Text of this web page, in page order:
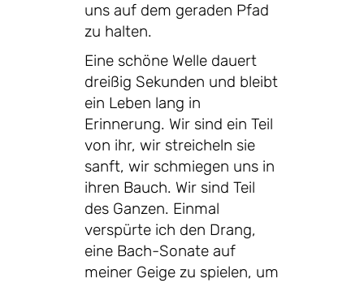
uns auf dem geraden Pfad
zu halten.
Eine schöne Welle dauert
dreißig Sekunden und bleibt
ein Leben lang in
Erinnerung. Wir sind ein Teil
von ihr, wir streicheln sie
sanft, wir schmiegen uns in
ihren Bauch. Wir sind Teil
des Ganzen. Einmal
verspürte ich den Drang,
eine Bach-Sonate auf
meiner Geige zu spielen, um